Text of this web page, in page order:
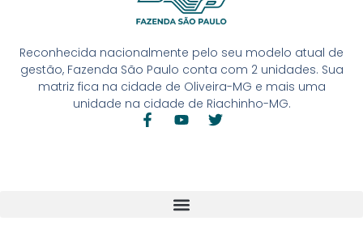
Reconhecida nacionalmente pelo seu modelo atual de
gestão, Fazenda São Paulo conta com 2 unidades. Sua
matriz fica na cidade de Oliveira-MG e mais uma
unidade na cidade de Riachinho-MG.